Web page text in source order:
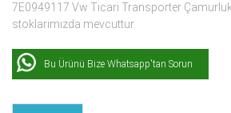
7E0949117 Vw Ticari Transporter Çamurluk
stoklarımızda mevcuttur.
Bu Ürünü Bize Whatsapp'tan Sorun